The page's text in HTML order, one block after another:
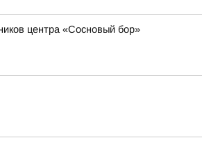
центра «Сосновый бор»